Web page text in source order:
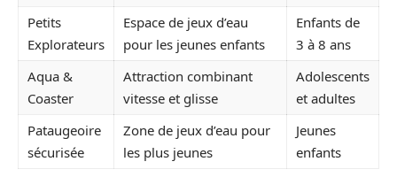
Petits
Explorateurs
Espace de jeux d’eau
pour les jeunes enfants
Enfants de
3 à 8 ans
Aqua &
Coaster
Attraction combinant
vitesse et glisse
Adolescents
et adultes
Pataugeoire
sécurisée
Zone de jeux d’eau pour
les plus jeunes
Jeunes
enfants